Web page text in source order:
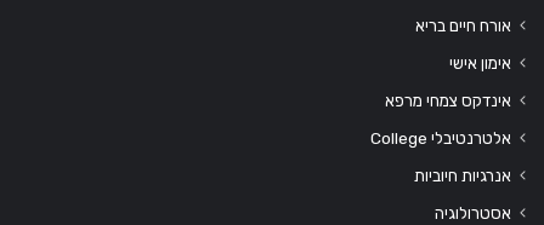
אורח חיים בריא
אימון אישי
אינדקס צמחי מרפא
אלטרנטיבלי College
אנרגיות חיוביות
אסטרולוגיה